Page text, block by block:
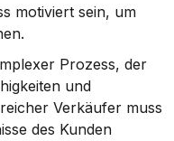
motiviert sein, um
Prozess, der
und
Verkäufer muss
des Kunden